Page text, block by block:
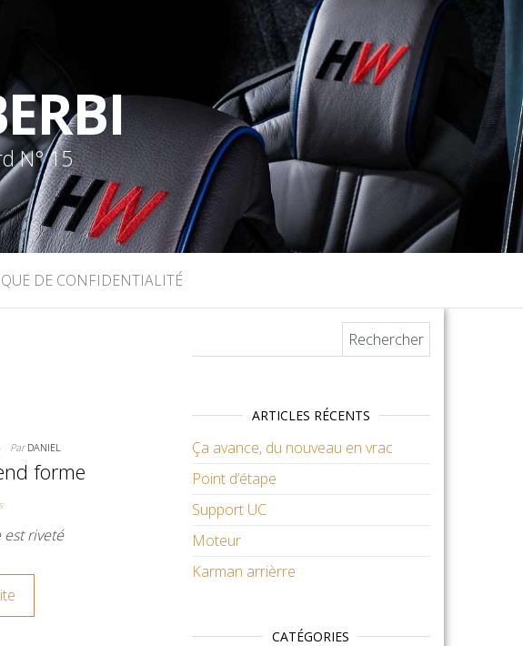
N° 15
DE CONFIDENTIALITÉ
ParDANIEL
forme
est riveté
ARTICLES RÉCENTS
Ça avance, du nouveau en vrac
Point d’étape
Support UC
Moteur
Karman arrièrre
CATÉGORIES